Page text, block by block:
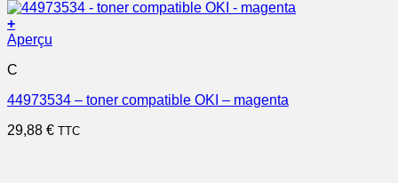
+
Aperçu
C
44973534 – toner compatible OKI – magenta
29,88 € TTC